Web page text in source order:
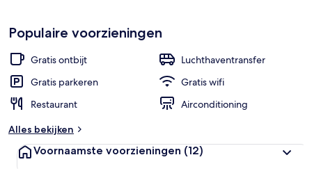
Populaire voorzieningen
Gratis ontbijt
Luchthaventransfer
Gratis parkeren
Gratis wifi
Restaurant
Airconditioning
Alles bekijken
Voornaamste voorzieningen (12)